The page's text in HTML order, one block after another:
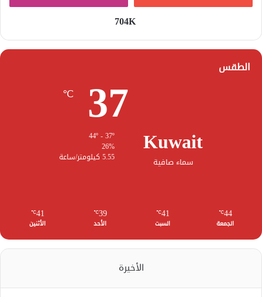
704K
الطقس
Kuwait
سماء صافية
37
℃
26%
5.55 كيلومتر/ساعة
44
℃
الجمعة
41
℃
السبت
39
℃
الأحد
41
℃
الأثنين
الأخيرة